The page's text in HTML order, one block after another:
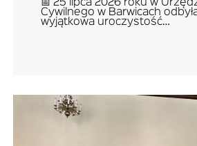
📅 25 lipca 2026 roku w
Cywilnego w Barwicach
wyjątkowa uroczystość…